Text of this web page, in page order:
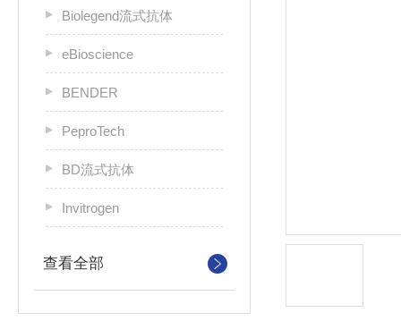
Biolegend流式抗体
eBioscience
BENDER
PeproTech
BD流式抗体
Invitrogen
查看全部